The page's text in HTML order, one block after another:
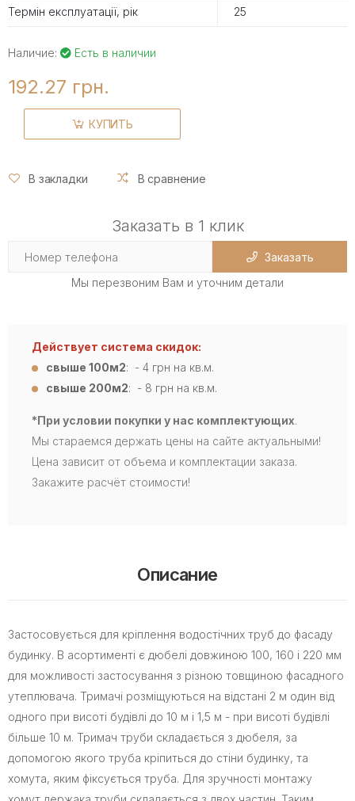
Термін експлуатації, рік 25
Наличие: Есть в наличии
192.27 грн.
КУПИТЬ
В закладки В сравнение
Заказать в 1 клик
Заказать
Мы перезвоним Вам и уточним детали
Действует система скидок:
свыше 100м2: - 4 грн на кв.м.
свыше 200м2: - 8 грн на кв.м.
*При условии покупки у нас комплектующих.
Мы стараемся держать цены на сайте актуальными!
Цена зависит от объема и комплектации заказа.
Закажите расчёт стоимости!
Описание
Застосовується для кріплення водостічних труб до фасаду
будинку. В асортименті є дюбелі довжиною 100, 160 і 220 мм
для можливості застосування з різною товщиною фасадного
утеплювача. Тримачі розміщуються на відстані 2 м один від
одного при висоті будівлі до 10 м і 1,5 м - при висоті будівлі
більше 10 м. Тримач труби складається з дюбеля, за
допомогою якого труба кріпиться до стіни будинку, та
хомута, яким фіксується труба. Для зручності монтажу